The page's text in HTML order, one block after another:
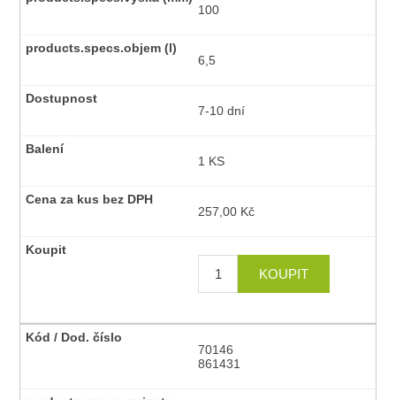
100
6,5
7-10 dní
1 KS
257,00 Kč
70146
861431